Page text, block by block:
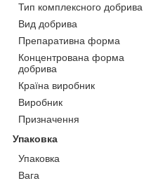
Тип комплексного добрива
Вид добрива
Препаративна форма
Концентрована форма
добрива
Країна виробник
Виробник
Призначення
Упаковка
Упаковка
Вага